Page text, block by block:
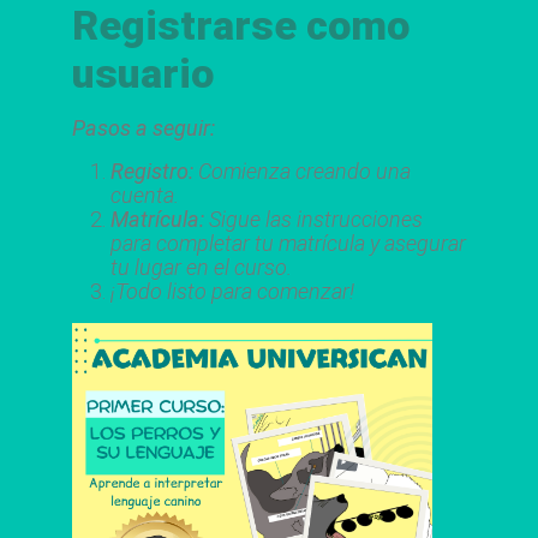
Registrarse como
usuario
Pasos a seguir:
Registro: Comienza creando una
cuenta.
Matrícula:Sigue las instrucciones
para completar tu matrícula y asegurar
tu lugar en el curso.
¡Todo listo para comenzar!